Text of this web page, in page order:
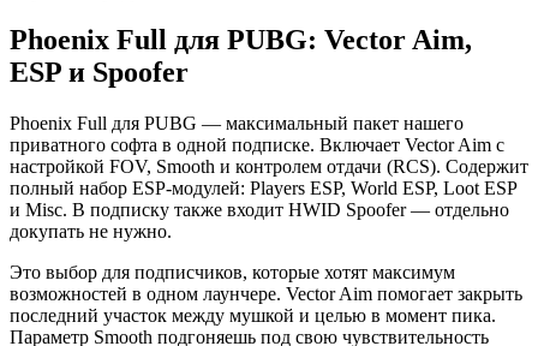
Phoenix Full для PUBG: Vector Aim,
ESP и Spoofer
Phoenix Full для PUBG — максимальный пакет нашего
приватного софта в одной подписке. Включает Vector Aim с
настройкой FOV, Smooth и контролем отдачи (RCS). Содержит
полный набор ESP-модулей: Players ESP, World ESP, Loot ESP
и Misc. В подписку также входит HWID Spoofer — отдельно
докупать не нужно.
Это выбор для подписчиков, которые хотят максимум
возможностей в одном лаунчере. Vector Aim помогает закрыть
последний участок между мушкой и целью в момент пика.
Параметр Smooth подгоняешь под свою чувствительность